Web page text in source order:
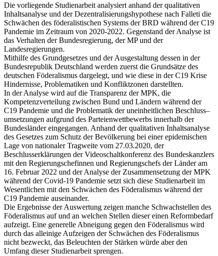
Die vorliegende Studienarbeit analysiert anhand der qualitativen
Inhaltsanalyse und der Dezentralisierungshypothese nach Falleti die
Schwächen des föderalistischen Systems der BRD während der C19
Pandemie im Zeitraum von 2020-2022. Gegenstand der Analyse ist
das Verhalten der Bundesregierung, der MP und der
Landesregierungen.
Mithilfe des Grundgesetzes und der Ausgestaltung dessen in der
Bundesrepublik Deutschland werden zuerst die Grundsätze des
deutschen Föderalismus dargelegt, und wie diese in der C19 Krise
Hindernisse, Problematiken und Konfliktzonen darstellten.
In der Analyse wird auf die Transparenz der MPK, die
Kompetenzverteilung zwischen Bund und Ländern während der
C19 Pandemie und die Problematik der uneinheitlichen Beschluss–
umsetzungen aufgrund des Parteienwettbewerbs innerhalb der
Bundesländer eingegangen. Anhand der qualitativen Inhaltsanalyse
des Gesetzes zum Schutz der Bevölkerung bei einer epidemischen
Lage von nationaler Tragweite vom 27.03.2020, der
Beschlusserklärungen der Videoschaltkonferenz des Bundeskanzlers
mit den Regierungschefinnen und Regierungschefs der Länder am
16. Februar 2022 und der Analyse der Zusammensetzung der MPK
während der Covid-19 Pandemie setzt sich diese Studienarbeit im
Wesentlichen mit den Schwächen des Föderalismus während der
C19 Pandemie auseinander.
Die Ergebnisse der Auswertung zeigen manche Schwachstellen des
Föderalismus auf und an welchen Stellen dieser einen Reformbedarf
aufzeigt. Eine generelle Abneigung gegen den Föderalismus wird
durch das alleinige Aufzeigen der Schwächen des Föderalismus
nicht bezweckt, das Beleuchten der Stärken würde aber den
Umfang dieser Studienarbeit sprengen.